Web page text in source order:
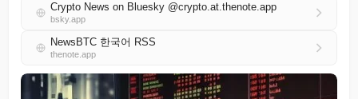
Crypto News on Bluesky @crypto.at.thenote.app
bsky.app
NewsBTC 한국어 RSS
thenote.app